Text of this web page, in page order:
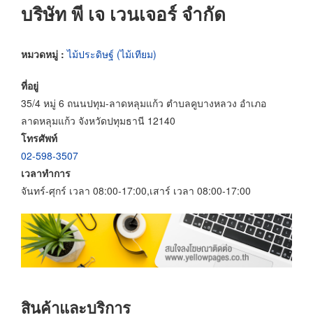
บริษัท พี เจ เวนเจอร์ จำกัด
หมวดหมู่ :ไม้ประดิษฐ์ (ไม้เทียม)
ที่อยู่
35/4 หมู่ 6 ถนนปทุม-ลาดหลุมแก้ว ตำบลคูบางหลวง อำเภอ
ลาดหลุมแก้ว จังหวัดปทุมธานี 12140
โทรศัพท์
02-598-3507
เวลาทำการ
จันทร์-ศุกร์ เวลา 08:00-17:00,เสาร์ เวลา 08:00-17:00
สินค้าและบริการ